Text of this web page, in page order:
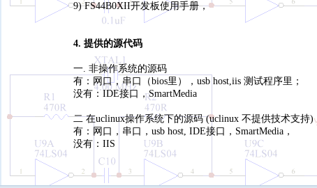
9) FS44B0XII开发板使用手册，
4. 提供的源代码
一. 非操作系统的源码
有：网口，串口（bios里），usb host,iis 测试程序里；
没有：IDE接口，SmartMedia
二 在uclinux操作系统下的源码 (uclinux 不提供技术支持)
有：网口，串口，usb host, IDE接口，SmartMedia，
没有：IIS